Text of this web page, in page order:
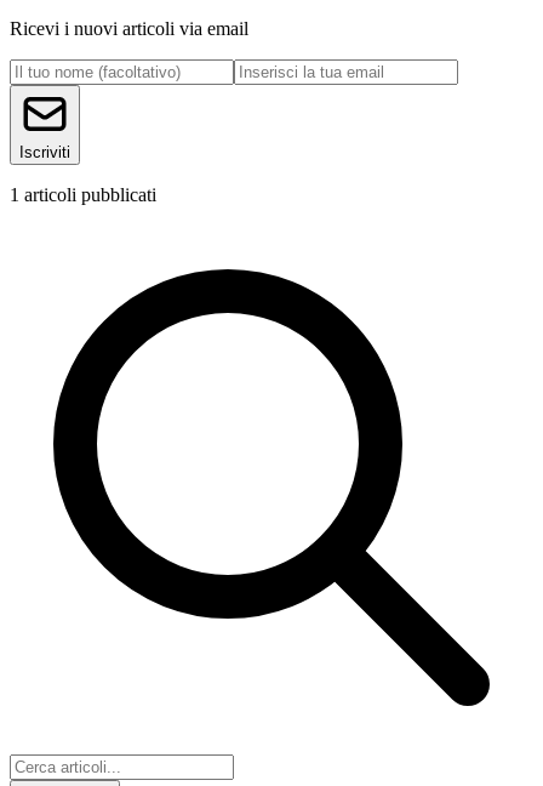
Ricevi i nuovi articoli via email
Iscriviti
1 articoli pubblicati